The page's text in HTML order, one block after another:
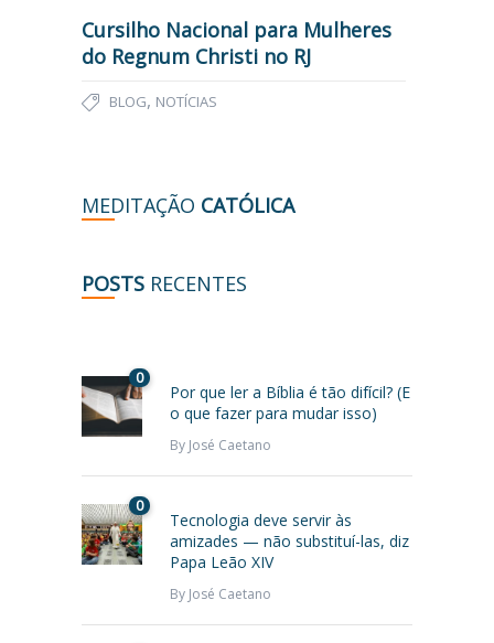
Cursilho Nacional para Mulheres
do Regnum Christi no RJ
BLOG, NOTÍCIAS
MEDITAÇÃO CATÓLICA
POSTS RECENTES
0
Por que ler a Bíblia é tão difícil? (E
o que fazer para mudar isso)
By José Caetano
0
Tecnologia deve servir às
amizades — não substituí-las, diz
Papa Leão XIV
By José Caetano